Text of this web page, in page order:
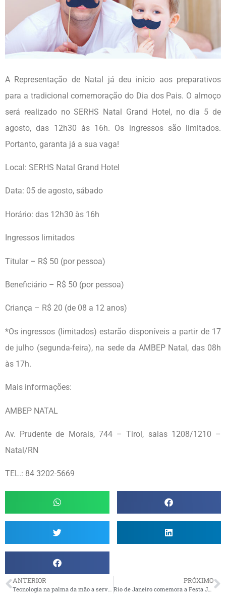
A Representação de Natal já deu início aos preparativos
para a tradicional comemoração do Dia dos Pais. O almoço
será realizado no SERHS Natal Grand Hotel, no dia 5 de
agosto, das 12h30 às 16h. Os ingressos são limitados.
Portanto, garanta já a sua vaga!
Local: SERHS Natal Grand Hotel
Data: 05 de agosto, sábado
Horário: das 12h30 às 16h
Ingressos limitados
Titular – R$ 50 (por pessoa)
Beneficiário – R$ 50 (por pessoa)
Criança – R$ 20 (de 08 a 12 anos)
*Os ingressos (limitados) estarão disponíveis a partir de 17
de julho (segunda-feira), na sede da AMBEP Natal, das 08h
às 17h.
Mais informações:
AMBEP NATAL
Av. Prudente de Morais, 744 – Tirol, salas 1208/1210 –
Natal/RN
TEL.: 84 3202-5669
ANTERIOR PRÓXIMO
Rio de Janeiro comemora a Festa Junina em grande estilo